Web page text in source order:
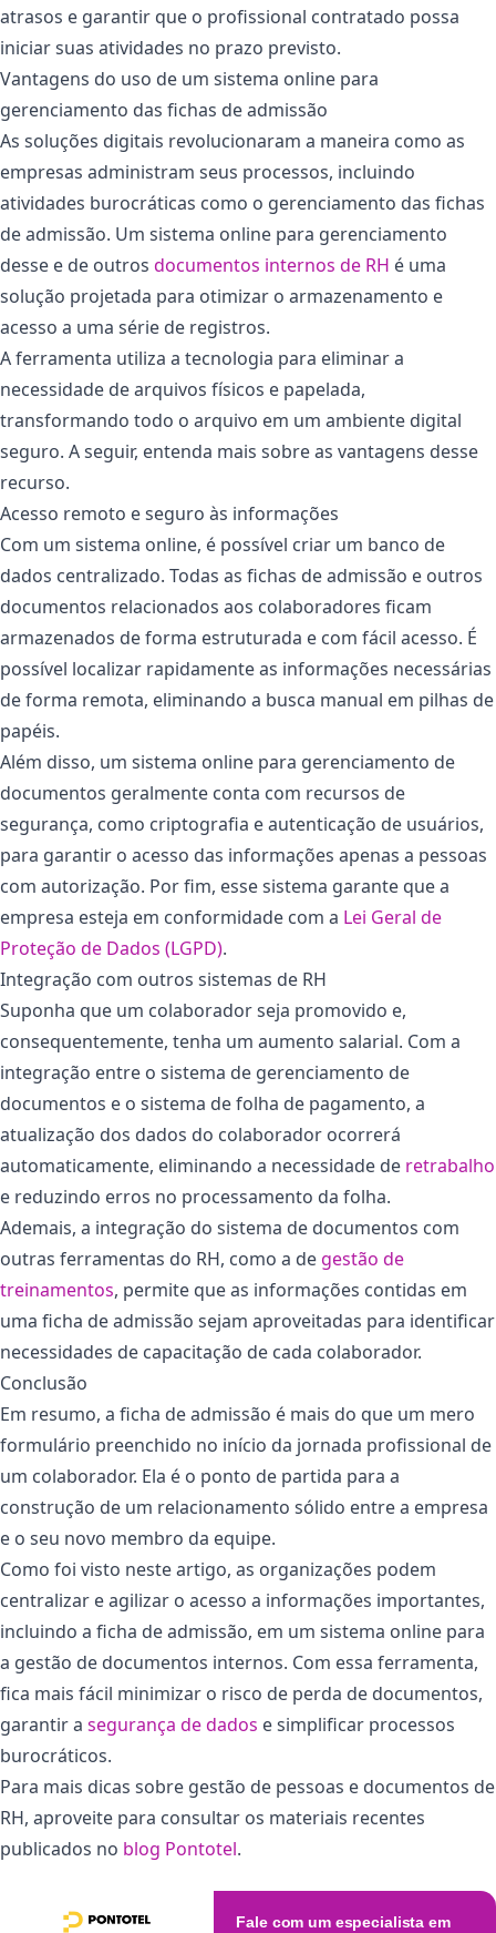
atrasos e garantir que o profissional contratado possa
iniciar suas atividades no prazo previsto.
Vantagens do uso de um sistema online para
gerenciamento das fichas de admissão
As soluções digitais revolucionaram a maneira como as
empresas administram seus processos, incluindo
atividades burocráticas como o gerenciamento das fichas
de admissão. Um sistema online para gerenciamento
desse e de outros documentos internos de RH é uma
solução projetada para otimizar o armazenamento e
acesso a uma série de registros.
A ferramenta utiliza a tecnologia para eliminar a
necessidade de arquivos físicos e papelada,
transformando todo o arquivo em um ambiente digital
seguro. A seguir, entenda mais sobre as vantagens desse
recurso.
Acesso remoto e seguro às informações
Com um sistema online, é possível criar um banco de
dados centralizado. Todas as fichas de admissão e outros
documentos relacionados aos colaboradores ficam
armazenados de forma estruturada e com fácil acesso. É
possível localizar rapidamente as informações necessárias
de forma remota, eliminando a busca manual em pilhas de
papéis.
Além disso, um sistema online para gerenciamento de
documentos geralmente conta com recursos de
segurança, como criptografia e autenticação de usuários,
para garantir o acesso das informações apenas a pessoas
com autorização. Por fim, esse sistema garante que a
empresa esteja em conformidade com a Lei Geral de
Proteção de Dados (LGPD).
Integração com outros sistemas de RH
Suponha que um colaborador seja promovido e,
consequentemente, tenha um aumento salarial. Com a
integração entre o sistema de gerenciamento de
documentos e o sistema de folha de pagamento, a
atualização dos dados do colaborador ocorrerá
automaticamente, eliminando a necessidade de retrabalho
e reduzindo erros no processamento da folha.
Ademais, a integração do sistema de documentos com
outras ferramentas do RH, como a de gestão de
treinamentos, permite que as informações contidas em
uma ficha de admissão sejam aproveitadas para identificar
necessidades de capacitação de cada colaborador.
Conclusão
Em resumo, a ficha de admissão é mais do que um mero
formulário preenchido no início da jornada profissional de
um colaborador. Ela é o ponto de partida para a
construção de um relacionamento sólido entre a empresa
e o seu novo membro da equipe.
Como foi visto neste artigo, as organizações podem
centralizar e agilizar o acesso a informações importantes,
incluindo a ficha de admissão, em um sistema online para
a gestão de documentos internos. Com essa ferramenta,
fica mais fácil minimizar o risco de perda de documentos,
garantir a segurança de dados e simplificar processos
burocráticos.
Para mais dicas sobre gestão de pessoas e documentos de
RH, aproveite para consultar os materiais recentes
publicados no blog Pontotel.
Fale com um especialista em